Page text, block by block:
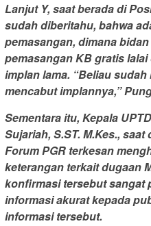
Lanjut Y, saat berada di
sudah diberitahu, bahwa
pemasangan, dimana
pemasangan KB gratis
implan lama. “Beliau
mencabut implannya,”
Sementara itu, Kepala
Sujariah, S.ST. M.Kes.,
Forum PGR terkesan
keterangan terkait dugaan
konfirmasi tersebut sangat
informasi akurat kepada
informasi tersebut.